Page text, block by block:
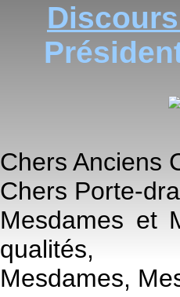
Chers Anciens
Chers Porte-
Mesdames et
qualités,
Mesdames,